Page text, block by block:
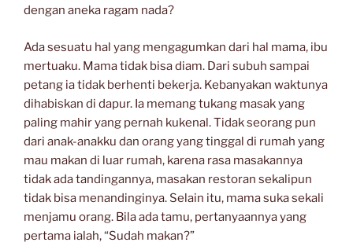
dengan aneka ragam nada?
Ada sesuatu hal yang mengagumkan dari hal mama, ibu
mertuaku. Mama tidak bisa diam. Dari subuh sampai
petang ia tidak berhenti bekerja. Kebanyakan waktunya
dihabiskan di dapur. Ia memang tukang masak yang
paling mahir yang pernah kukenal. Tidak seorang pun
dari anak-anakku dan orang yang tinggal di rumah yang
mau makan di luar rumah, karena rasa masakannya
tidak ada tandingannya, masakan restoran sekalipun
tidak bisa menandinginya. Selain itu, mama suka sekali
menjamu orang. Bila ada tamu, pertanyaannya yang
pertama ialah, “Sudah makan?”